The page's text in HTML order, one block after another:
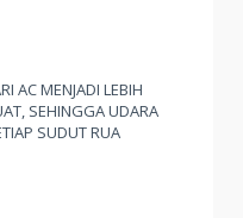
AC MENJADI LEBIH
SEHINGGA UDARA
SUDUT RUA